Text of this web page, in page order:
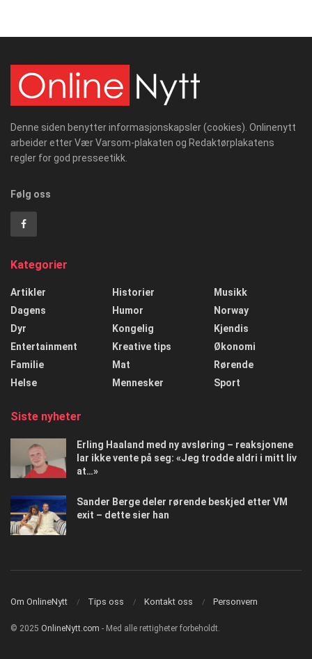
Denne siden benytter informasjonskapsler (cookies). Onlinenytt
arbeider etter Vær Varsom-plakaten og Redaktørplakatens
regler for god presseetikk.
Følg oss
Kategorier
Artikler
Dagens
Dyr
Entertainment
Familie
Helse
Historier
Humor
Kongelig
Kreative tips
Mat
Mennesker
Musikk
Norway
Kjendis
Økonomi
Rørende
Sport
Siste nyheter
Erling Haaland med ny avsløring – reaksjonene
lar ikke vente på seg: «Jeg trodde aldri i mitt liv
at…»
Sander Berge deler rørende beskjed etter VM
exit – dette sier han
Om OnlineNytt Tips oss Kontakt oss Personvern
© 2025 OnlineNytt.com - Med alle rettigheter forbeholdt.